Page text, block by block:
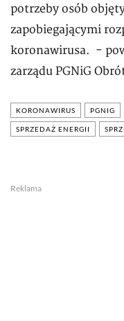
potrzeby osób
zapobiegającymi
koronawirusa. -
zarządu PGNiG
KORONAWIRUS PGNIG
SPRZEDAŻ ENERGII
Reklama